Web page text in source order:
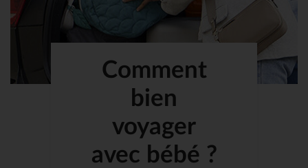
Comment
bien
voyager
avec bébé ?